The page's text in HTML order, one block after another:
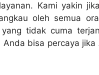
Kami yakin
oleh semua
tidak cuma
bisa percaya